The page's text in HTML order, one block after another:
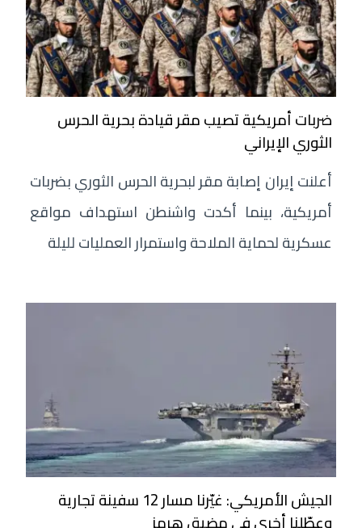
ضربات أمريكية تصيب مقر قيادة بحرية الحرس
الثوري الإيراني
أعلنت إيران إصابة مقر لبحرية الحرس الثوري بضربات
أمريكية، بينما أكدت واشنطن استهداف مواقع
عسكرية لحماية الملاحة واستمرار العمليات لليلة
الجيش الأمريكي: غيّرنا مسار 12 سفينة تجارية